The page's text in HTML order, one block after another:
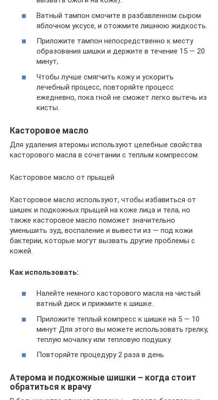
Ватный тампон смочите в разбавленном сыром
яблочном уксусе, и отожмите лишнюю жидкость.
Приложите тампон непосредственно к месту
образования шишки и держите в течение 15 — 20
минут,
Чтобы лучше смягчить кожу и ускорить
лечебный процесс, повторяйте процесс
ежедневно, пока гной не сможет легко вытечь из
кисты.
Касторовое масло
Для удаления атеромы используют целебные свойства
касторового масла в сочетании с теплым компрессом.
Касторовое масло от прыщей
Касторовое масло используют, чтобы избавиться от
шишек и подкожных прыщей на коже лица и тела, но
также касторовое масло поможет значительно
уменьшить зуд, воспаление и вывести из — под кожи
бактерии, которые могут вызвать другие проблемы с
кожей.
Как использовать:
Налейте немного касторового масла на чистый
ватный диск и прижмите к шишке.
Приложите теплый компресс к шишке на 5 — 10
минут Для этого вы можете использовать грелку,
теплую мочалку или тепловую подушку.
Повторяйте процедуру 2 раза в день
Атерома и подкожные шишки – когда стоит
обратиться к врачу